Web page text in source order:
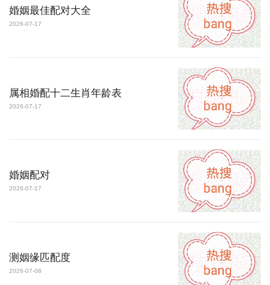
婚姻最佳配对大全
2026-07-17
属相婚配十二生肖年龄表
2026-07-17
婚姻配对
2026-07-17
测姻缘匹配度
2026-07-08